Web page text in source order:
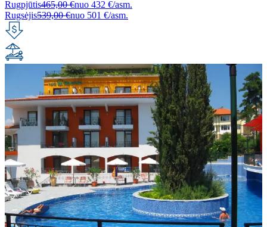
Rugpjūtis465,00 €nuo 432 €/asm.
Rugsėjis539,00 €nuo 501 €/asm.